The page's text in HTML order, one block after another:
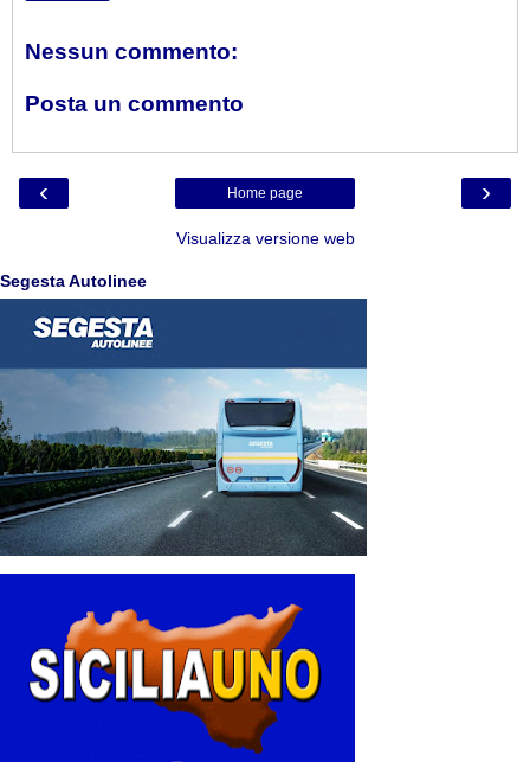
Nessun commento:
Posta un commento
‹ ›
Home page
Visualizza versione web
Segesta Autolinee